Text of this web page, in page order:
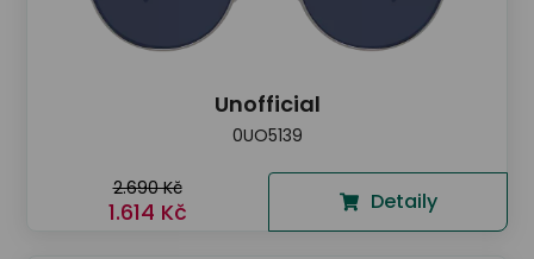
Unofficial
0UO5139
2.690 Kč
1.614 Kč Detaily